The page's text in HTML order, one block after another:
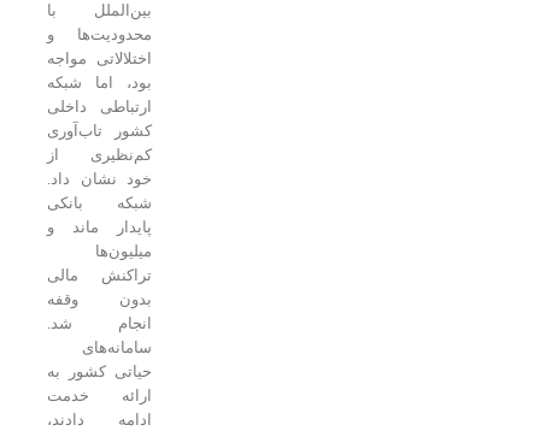
بین‌الملل با
محدودیت‌ها و
اختلالاتی مواجه
بود، اما شبکه
ارتباطی داخلی
کشور تاب‌آوری
کم‌نظیری از
خود نشان داد.
شبکه بانکی
پایدار ماند و
تراکنش مالی
بدون وقفه
انجام شد.
حیاتی کشور به
ارائه خدمت
ادامه دادند،